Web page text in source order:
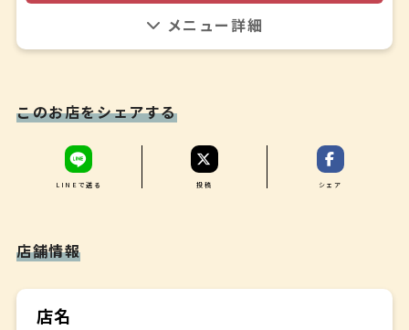
香住蟹とカボチャのスープ
メインディッシュ
鹿ロースステーキ 黒ニンニクのソース
デザート
お好みの物を5種類からお選び下さい
・無花果のタルト
・コウノトリ米の米粉のクレープシュゼット
食後のお飲み物
フレッシュの地元の鴨を使い、表面はカリッと仕上げ味付
けも地元の方むけに優しい味付けにしました。
このお店をシェアする
LINEで送る 投稿 シェア
店舗情報
店名